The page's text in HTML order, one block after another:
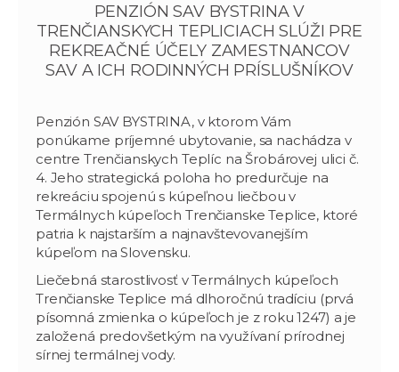
PENZIÓN SAV BYSTRINA V
TRENČIANSKYCH TEPLICIACH SLÚŽI PRE
REKREAČNÉ ÚČELY ZAMESTNANCOV
SAV A ICH RODINNÝCH PRÍSLUŠNÍKOV
Penzión SAV BYSTRINA, v ktorom Vám
ponúkame príjemné ubytovanie, sa nachádza v
centre Trenčianskych Teplíc na Šrobárovej ulici č.
4. Jeho strategická poloha ho predurčuje na
rekreáciu spojenú s kúpeľnou liečbou v
Termálnych kúpeľoch Trenčianske Teplice, ktoré
patria k najstarším a najnavštevovanejším
kúpeľom na Slovensku.
Liečebná starostlivosť v Termálnych kúpeľoch
Trenčianske Teplice má dlhoročnú tradíciu (prvá
písomná zmienka o kúpeľoch je z roku 1247) a je
založená predovšetkým na využívaní prírodnej
sírnej termálnej vody.